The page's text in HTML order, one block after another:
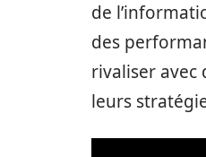
de
des
rivaliser avec
leurs